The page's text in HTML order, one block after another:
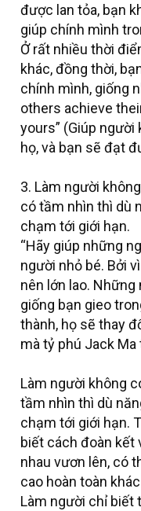
được lan tỏa, bạn
giúp chính mình
Ở rất nhiều thời
khác, đồng thời,
chính mình, giống
others achieve
yours” (Giúp
họ, và bạn sẽ đạt
3. Làm người
có tầm nhìn thì dù
chạm tới giới hạn.
“Hãy giúp những
người nhỏ bé. Bởi
nên lớn lao.
giống bạn gieo
thành, họ sẽ thay
mà tỷ phú Jack Ma
Làm người không
tầm nhìn thì dù
chạm tới giới hạn.
biết cách đoàn kết
nhau vươn lên, có
cao hoàn toàn
Làm người chỉ biết